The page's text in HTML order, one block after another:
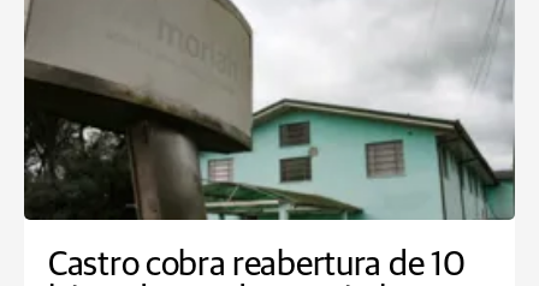
Castro cobra reabertura de 10